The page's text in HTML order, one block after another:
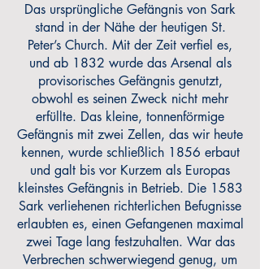
Das ursprüngliche Gefängnis von Sark
stand in der Nähe der heutigen St.
Peter’s Church. Mit der Zeit verfiel es,
und ab 1832 wurde das Arsenal als
provisorisches Gefängnis genutzt,
obwohl es seinen Zweck nicht mehr
erfüllte. Das kleine, tonnenförmige
Gefängnis mit zwei Zellen, das wir heute
kennen, wurde schließlich 1856 erbaut
und galt bis vor Kurzem als Europas
kleinstes Gefängnis in Betrieb. Die 1583
Sark verliehenen richterlichen Befugnisse
erlaubten es, einen Gefangenen maximal
zwei Tage lang festzuhalten. War das
Verbrechen schwerwiegend genug, um